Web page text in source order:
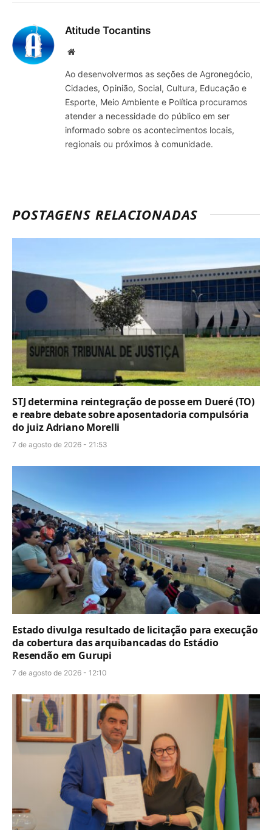
Atitude Tocantins
Site
Ao desenvolvermos as seções de Agronegócio,
Cidades, Opinião, Social, Cultura, Educação e
Esporte, Meio Ambiente e Política procuramos
atender a necessidade do público em ser
informado sobre os acontecimentos locais,
regionais ou próximos à comunidade.
POSTAGENS RELACIONADAS
STJ determina reintegração de posse em Dueré (TO)
e reabre debate sobre aposentadoria compulsória
do juiz Adriano Morelli
7 de agosto de 2026 - 21:53
Estado divulga resultado de licitação para execução
da cobertura das arquibancadas do Estádio
Resendão em Gurupi
7 de agosto de 2026 - 12:10